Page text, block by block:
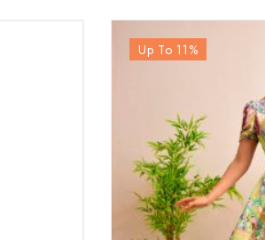
Up To 11 %